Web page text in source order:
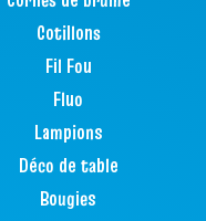
Cotillons
Fil Fou
Fluo
Lampions
Déco de table
Bougies